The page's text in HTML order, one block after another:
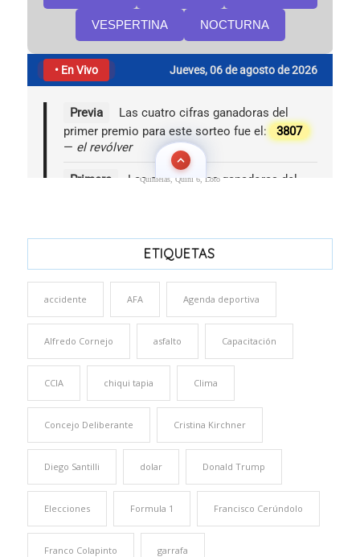
Quinielas, Quini 6, Loto
ETIQUETAS
accidente AFA Agenda deportiva
Alfredo Cornejo asfalto Capacitación
CCIA chiqui tapia Clima
Concejo Deliberante Cristina Kirchner
Diego Santilli dolar Donald Trump
Elecciones Formula 1 Francisco Cerúndolo
Franco Colapinto garrafa